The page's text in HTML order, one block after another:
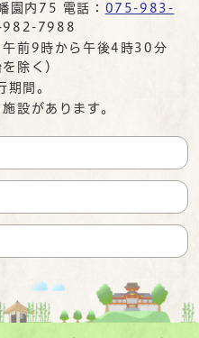
園内75 電話： 075-983-
982-7988
前9時から午後4時30分
除く）
間。
設があります。